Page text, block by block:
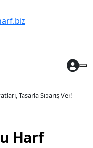
Tasarla Sipariş Ver!
Harf